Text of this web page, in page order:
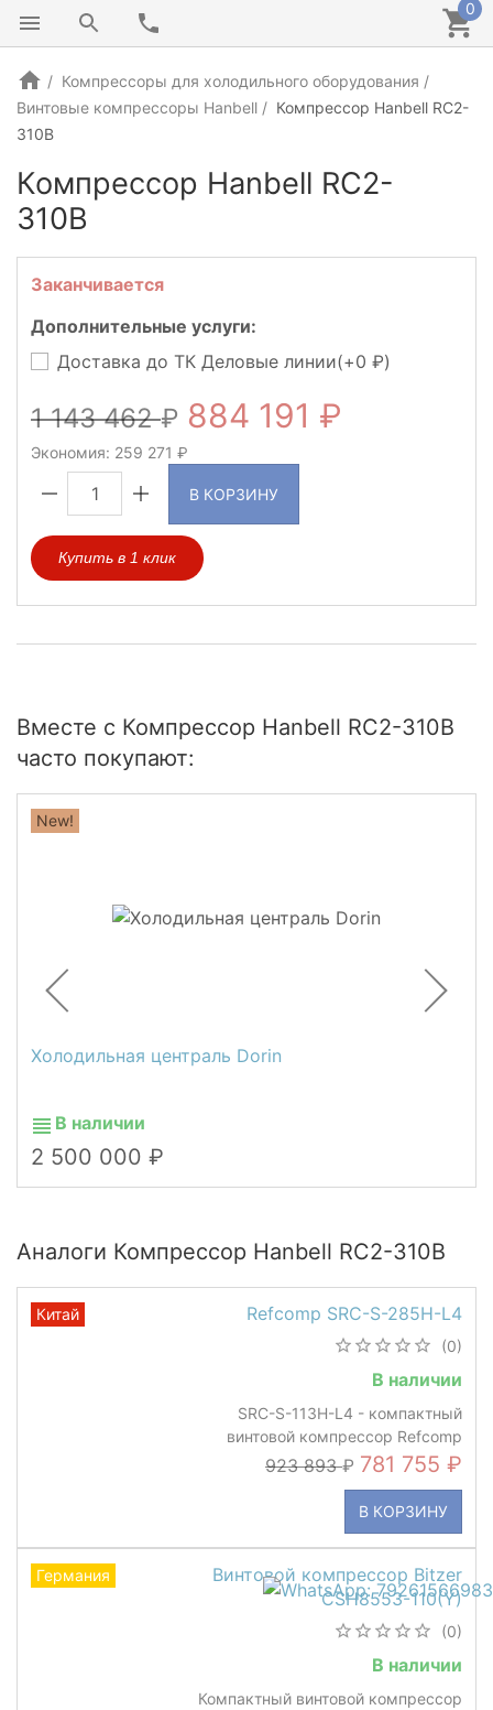
0
Компрессоры для холодильного оборудования
Винтовые компрессоры Hanbell
Компрессор Hanbell RC2-
310B
Компрессор Hanbell RC2-
310B
КИТАЙ
Заканчивается
Дополнительные услуги:
Доставка до ТК Деловые линии(+0 )
1 143 462 884 191
Экономия: 259 271
В КОРЗИНУ
Купить в 1 клик
Вместе с Компрессор Hanbell RC2-310B
часто покупают:
Холодильная централь Dorin
В наличии
2 500 000
New!
Аналоги Компрессор Hanbell RC2-310B
Refcomp SRC-S-285H-L4
(0)
В наличии
SRC-S-113H-L4 - компактный
винтовой компрессор Refcomp
923 893 781 755
В КОРЗИНУ
Китай
Винтовой компрессор Bitzer
CSH8553-110(Y)
(0)
В наличии
Компактный винтовой компрессор
Германия